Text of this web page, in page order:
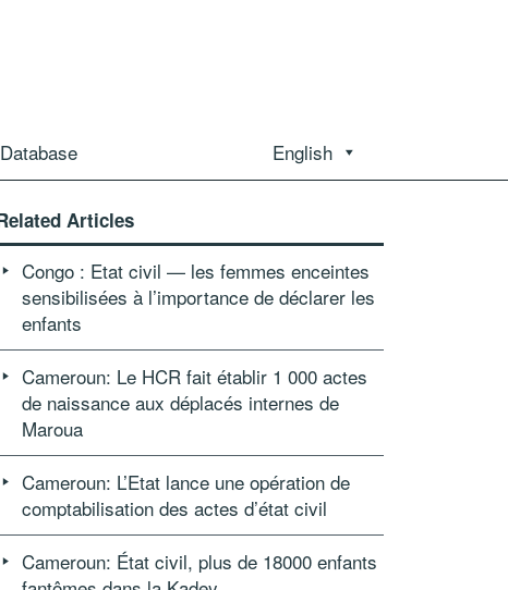
English
Articles
Congo : Etat civil — les femmes enceintes
sensibilisées à l’importance de déclarer les
enfants
Cameroun: Le HCR fait établir 1 000 actes
de naissance aux déplacés internes de
Maroua
Cameroun: L’Etat lance une opération de
comptabilisation des actes d’état civil
Cameroun: État civil, plus de 18000 enfants